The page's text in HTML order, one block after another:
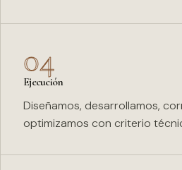
04
Ejecución
Diseñamos, desarrollamos,
optimizamos con criterio